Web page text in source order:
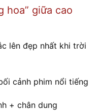
hoa” giữa cao
lên đẹp nhất khi trời
cảnh phim nổi tiếng
+ chân dung